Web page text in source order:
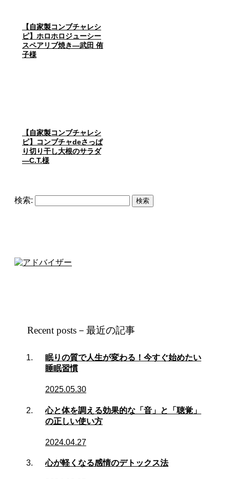
【自家製コンブチャレシ
ピ】ホロホロジューシー
スペアリブ焼き―武田 侑
子様
【自家製コンブチャレシ
ピ】コンブチャdeさっぱ
り切り干し大根のサラダ
―C.T.様
検索:
Recent posts－最近の記事
眠りの質で人生が変わる！今すぐ始めたい
睡眠習慣
2025.05.30
心と体を調える効果的な「音」と「聴覚」
の正しい使い方
2024.04.27
心が軽くなる感情のデトックス法